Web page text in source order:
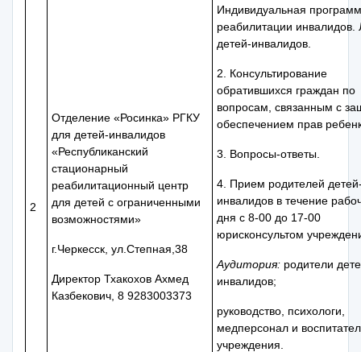
2
Отделение «Росинка» РГКУ
для детей-инвалидов
«Республиканский
стационарный
реабилитационный центр
для детей с ограниченными
возможностями»
г.Черкесск, ул.Степная,38
Директор Тхакохов Ахмед
Казбекович, 8 9283003373
Индивидуальная
реабилитации инвалидов.
детей-инвалидов.
2. Консультирование
обратившихся граждан по
вопросам, связанным с
обеспечением прав
3. Вопросы-ответы.
4. Прием родителей
инвалидов в течение
дня с 8-00 до 17-00
юрисконсультом
Аудитория: родители
инвалидов;
руководство, психологи,
медперсонал и
учреждения.